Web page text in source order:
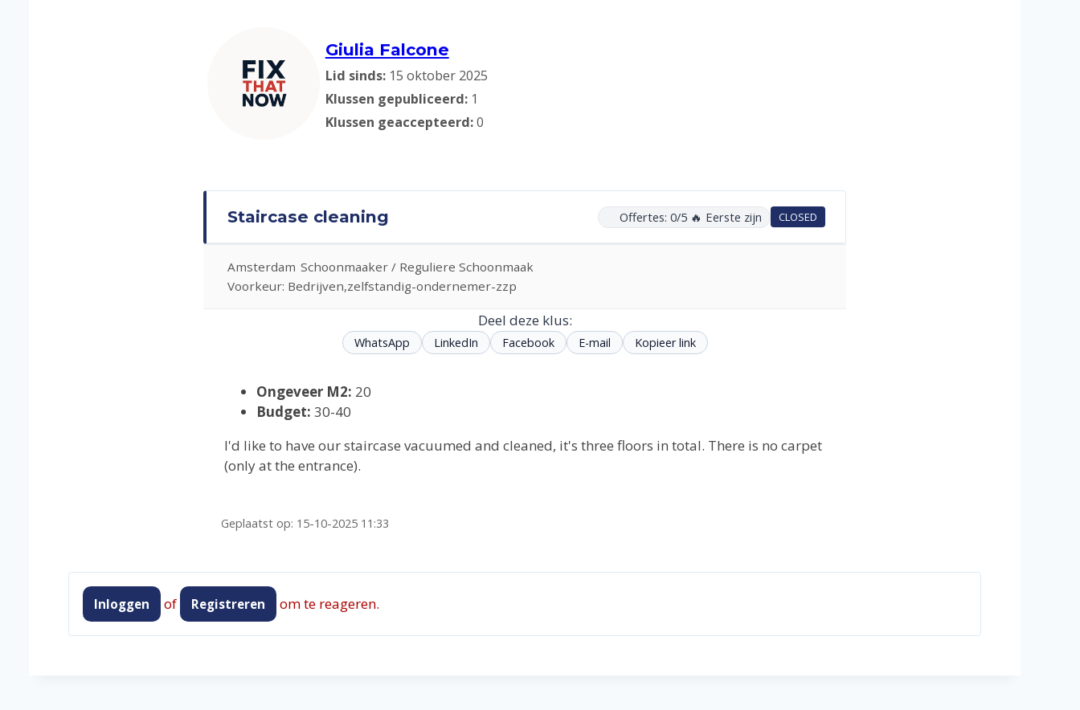
Giulia Falcone
Lid sinds:15 oktober 2025
Klussen gepubliceerd:1
Klussen geaccepteerd:0
Staircase cleaning Offertes: 0/5 🔥 Eerste zijn CLOSED
Amsterdam Schoonmaaker / Reguliere Schoonmaak
Voorkeur: Bedrijven,zelfstandig-ondernemer-zzp
Deel deze klus:
WhatsApp LinkedIn Facebook E-mail Kopieer link
Ongeveer M2: 20
Budget: 30-40
I'd like to have our staircase vacuumed and cleaned, it's three floors in total. There is no carpet
(only at the entrance).
Geplaatst op: 15-10-2025 11:33
Inloggen of Registreren om te reageren.